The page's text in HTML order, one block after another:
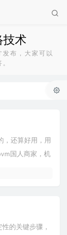
技术
布，大家可以
，还算好用，用
国人商家，机
的关键步骤，